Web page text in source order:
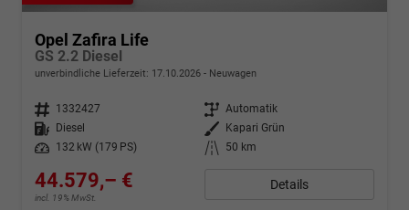
Opel Zafira Life
GS 2.2 Diesel
unverbindliche Lieferzeit: 17.10.2026 Neuwagen
Fahrzeugnr. 1332427 Getriebe Automatik
Kraftstoff
Diesel Außenfarbe
Kapari Grün
Leistung
132 kW (179 PS) Kilometerstand 50 km
44.579,– €
incl. 19% MwSt.
Details